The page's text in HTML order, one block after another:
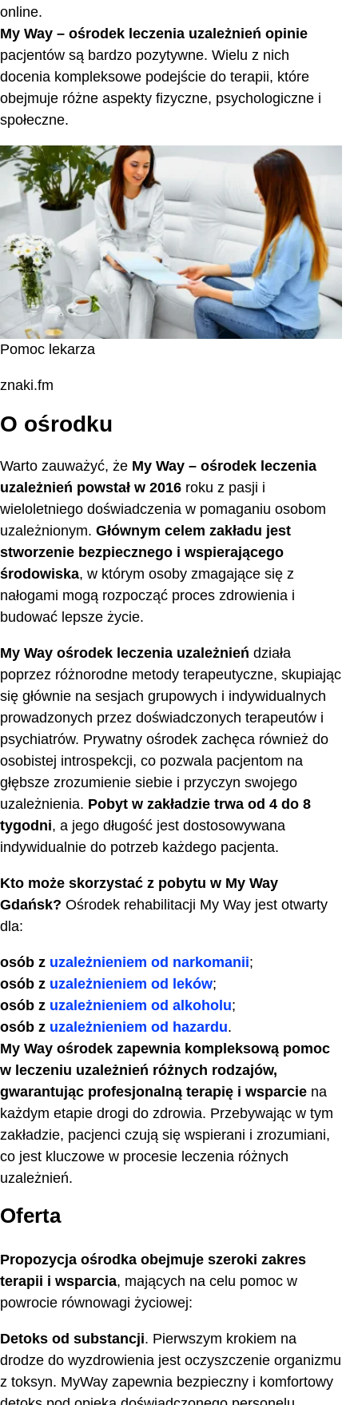
online.
My Way – ośrodek leczenia uzależnień opinie
pacjentów są bardzo pozytywne. Wielu z nich
docenia kompleksowe podejście do terapii, które
obejmuje różne aspekty fizyczne, psychologiczne i
społeczne.
Pomoc lekarza
znaki.fm
O ośrodku
Warto zauważyć, że My Way – ośrodek leczenia
uzależnień powstał w 2016 roku z pasji i
wieloletniego doświadczenia w pomaganiu osobom
uzależnionym. Głównym celem zakładu jest
stworzenie bezpiecznego i wspierającego
środowiska, w którym osoby zmagające się z
nałogami mogą rozpocząć proces zdrowienia i
budować lepsze życie.
My Way ośrodek leczenia uzależnień działa
poprzez różnorodne metody terapeutyczne, skupiając
się głównie na sesjach grupowych i indywidualnych
prowadzonych przez doświadczonych terapeutów i
psychiatrów. Prywatny ośrodek zachęca również do
osobistej introspekcji, co pozwala pacjentom na
głębsze zrozumienie siebie i przyczyn swojego
uzależnienia. Pobyt w zakładzie trwa od 4 do 8
tygodni, a jego długość jest dostosowywana
indywidualnie do potrzeb każdego pacjenta.
Kto może skorzystać z pobytu w My Way
Gdańsk? Ośrodek rehabilitacji My Way jest otwarty
dla:
osób z uzależnieniem od narkomanii;
osób z uzależnieniem od leków;
osób z uzależnieniem od alkoholu;
osób z uzależnieniem od hazardu.
My Way ośrodek zapewnia kompleksową pomoc
w leczeniu uzależnień różnych rodzajów,
gwarantując profesjonalną terapię i wsparcie na
każdym etapie drogi do zdrowia. Przebywając w tym
zakładzie, pacjenci czują się wspierani i zrozumiani,
co jest kluczowe w procesie leczenia różnych
uzależnień.
Oferta
Propozycja ośrodka obejmuje szeroki zakres
terapii i wsparcia, mających na celu pomoc w
powrocie równowagi życiowej:
Detoks od substancji. Pierwszym krokiem na
drodze do wyzdrowienia jest oczyszczenie organizmu
z toksyn. MyWay zapewnia bezpieczny i komfortowy